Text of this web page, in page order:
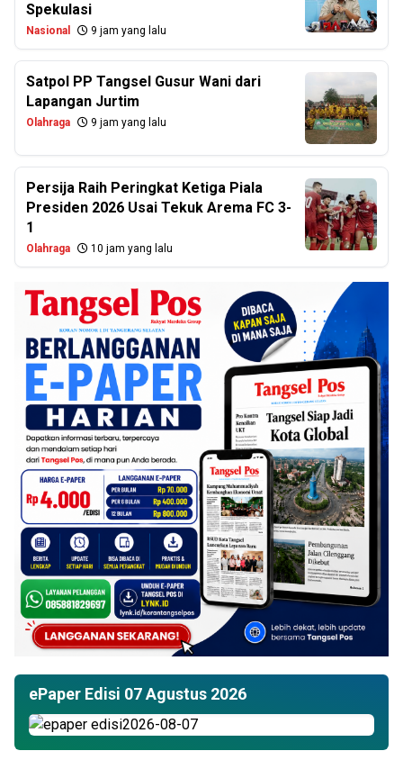
Spekulasi
Nasional 9 jam yang lalu
Satpol PP Tangsel Gusur Wani dari
Lapangan Jurtim
Olahraga 9 jam yang lalu
Persija Raih Peringkat Ketiga Piala
Presiden 2026 Usai Tekuk Arema FC 3-
1
Olahraga 10 jam yang lalu
ePaper Edisi 07 Agustus 2026